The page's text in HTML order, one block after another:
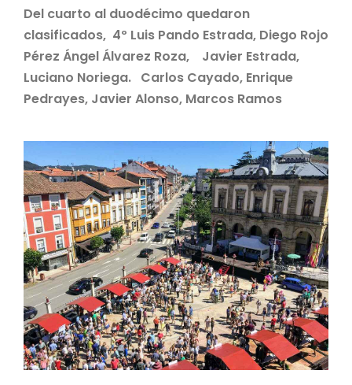
Del cuarto al duodécimo quedaron
clasificados, 4º Luis Pando Estrada, Diego Rojo
Pérez Ángel Álvarez Roza, Javier Estrada,
Luciano Noriega. Carlos Cayado, Enrique
Pedrayes, Javier Alonso, Marcos Ramos